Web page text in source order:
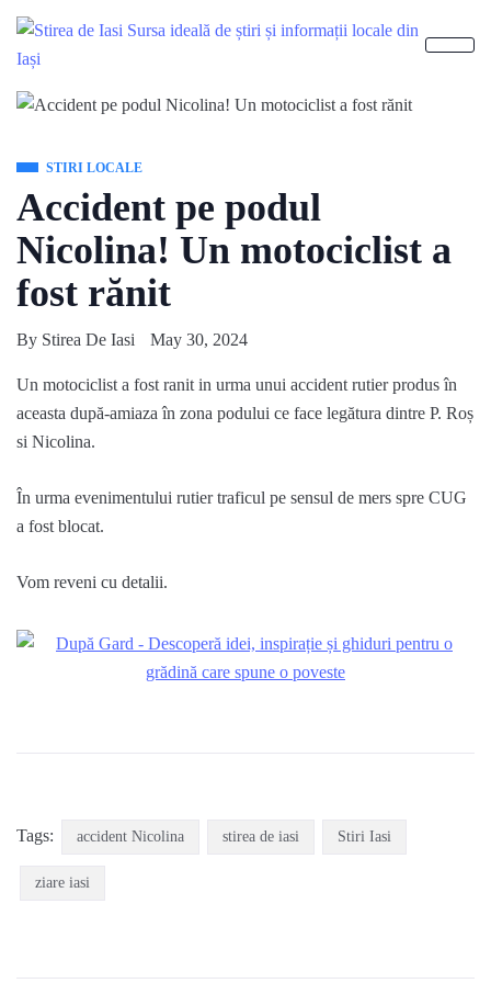
STIRI LOCALE
Accident pe podul
Nicolina! Un motociclist a
fost rănit
By Stirea De Iasi May 30, 2024
Un motociclist a fost ranit in urma unui accident rutier produs în
aceasta după-amiaza în zona podului ce face legătura dintre P. Roș
si Nicolina.
În urma evenimentului rutier traficul pe sensul de mers spre CUG
a fost blocat.
Vom reveni cu detalii.
Tags: accident Nicolina stirea de iasi Stiri Iasi
ziare iasi